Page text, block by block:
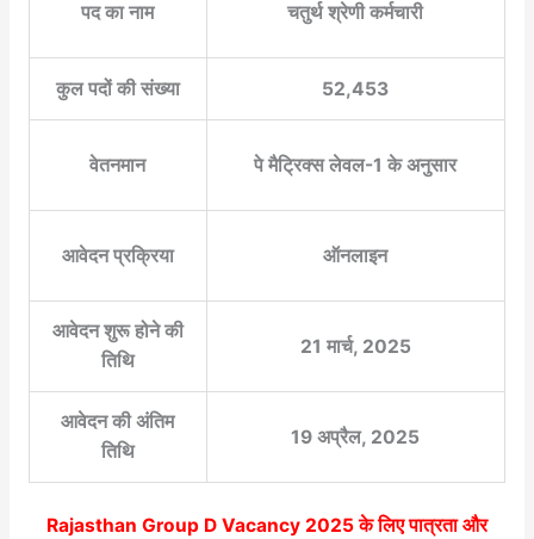
पद का नाम चतुर्थ श्रेणी कर्मचारी
कुल पदों की संख्या 52,453
वेतनमान पे मैट्रिक्स लेवल-1 के अनुसार
आवेदन प्रक्रिया ऑनलाइन
आवेदन शुरू होने की
तिथि
21 मार्च, 2025
आवेदन की अंतिम
तिथि
19 अप्रैल, 2025
Rajasthan Group D Vacancy 2025के लिए पात्रता और